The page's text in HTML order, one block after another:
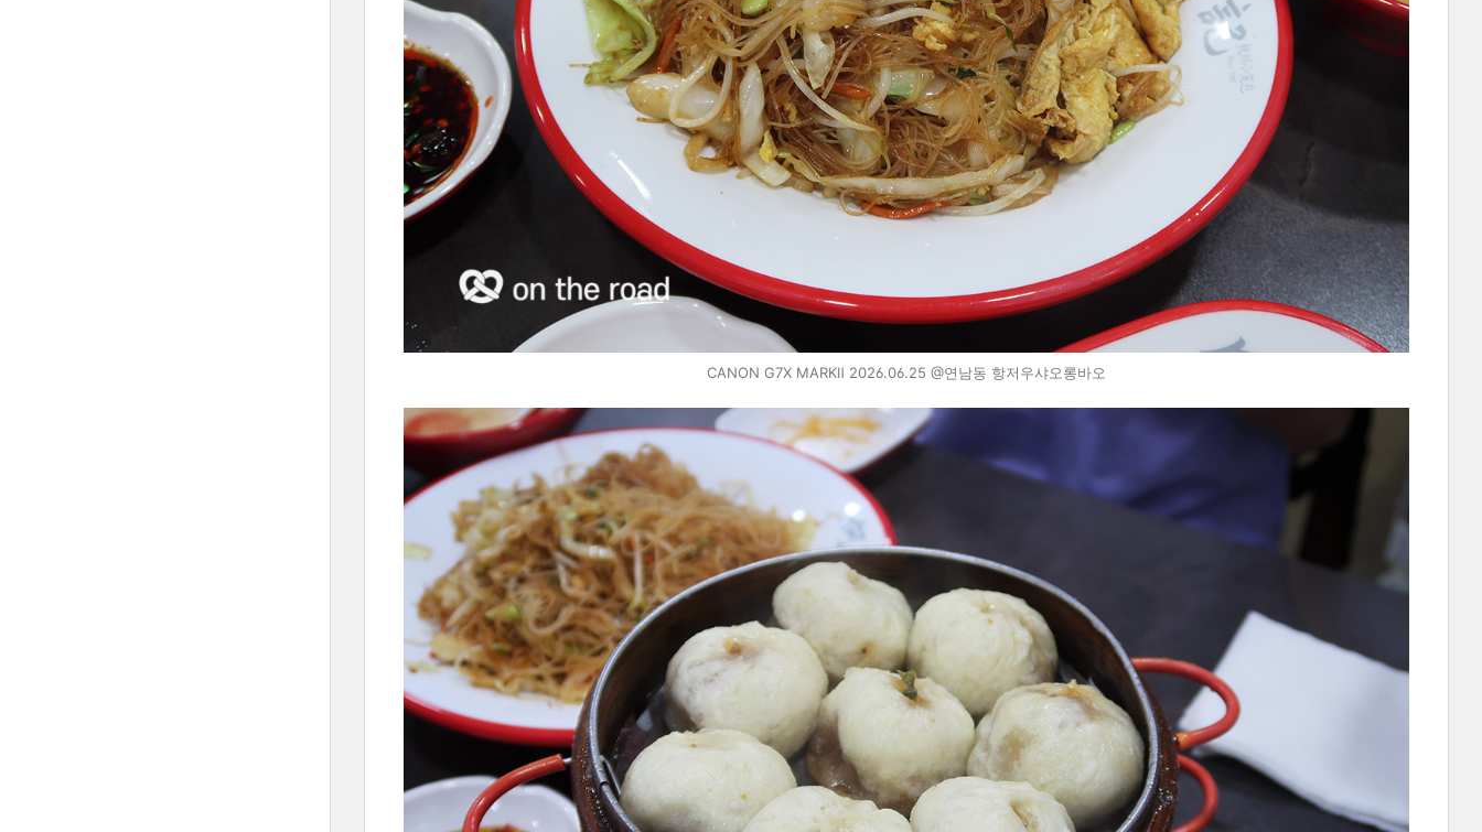
CANON G7X MARKⅡ 2026.06.25 @연남동 항저우샤오롱바오